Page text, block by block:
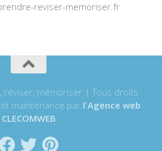
reviser-memoriser.fr
mémoriser | Tous droits
maintenance par l'Agence web
CLECOMWEB